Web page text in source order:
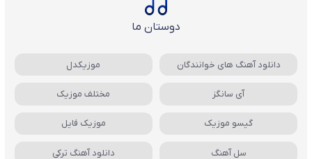
دوستان ما
دانلود آهنگ های خوانندگان موزیکدل
آی سانگز مختلف موزیک
گیسو موزیک موزیک فایل
سل آهنگ دانلود آهنگ ترکی